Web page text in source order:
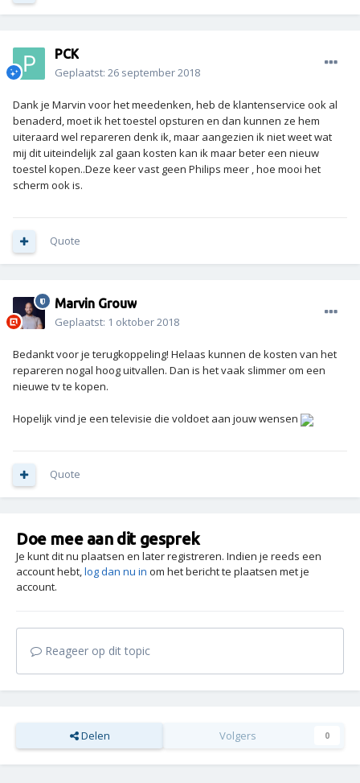
PCK
Geplaatst: 26 september 2018
Dank je Marvin voor het meedenken, heb de klantenservice ook al
benaderd, moet ik het toestel opsturen en dan kunnen ze hem
uiteraard wel repareren denk ik, maar aangezien ik niet weet wat
mij dit uiteindelijk zal gaan kosten kan ik maar beter een nieuw
toestel kopen..Deze keer vast geen Philips meer , hoe mooi het
scherm ook is.
Quote
Marvin Grouw
Geplaatst: 1 oktober 2018
Bedankt voor je terugkoppeling! Helaas kunnen de kosten van het
repareren nogal hoog uitvallen. Dan is het vaak slimmer om een
nieuwe tv te kopen.
Hopelijk vind je een televisie die voldoet aan jouw wensen
Quote
Doe mee aan dit gesprek
Je kunt dit nu plaatsen en later registreren. Indien je reeds een
account hebt,log dan nu in om het bericht te plaatsen met je
account.
Reageer op dit topic
Delen Volgers 0